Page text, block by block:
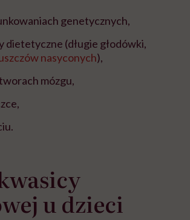
genetycznych,
dietetyczne (długie głodówki,
nasyconych),
mózgu,
u dzieci